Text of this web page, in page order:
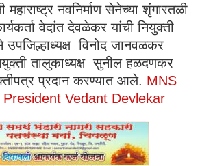
महाराष्ट्र नवनिर्माण सेनेच्या शृंगारतळी
वेदांत देवळेकर यांची नियुक्ती
विनोद जानवळकर
तालुकाध्यक्ष सुनील हळदणकर
प्रदान करण्यात आले. MNS
Vedant Devlekar